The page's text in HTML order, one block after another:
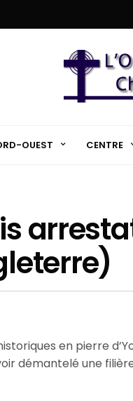
OUEST CENTRE
en pierre
démantelé une